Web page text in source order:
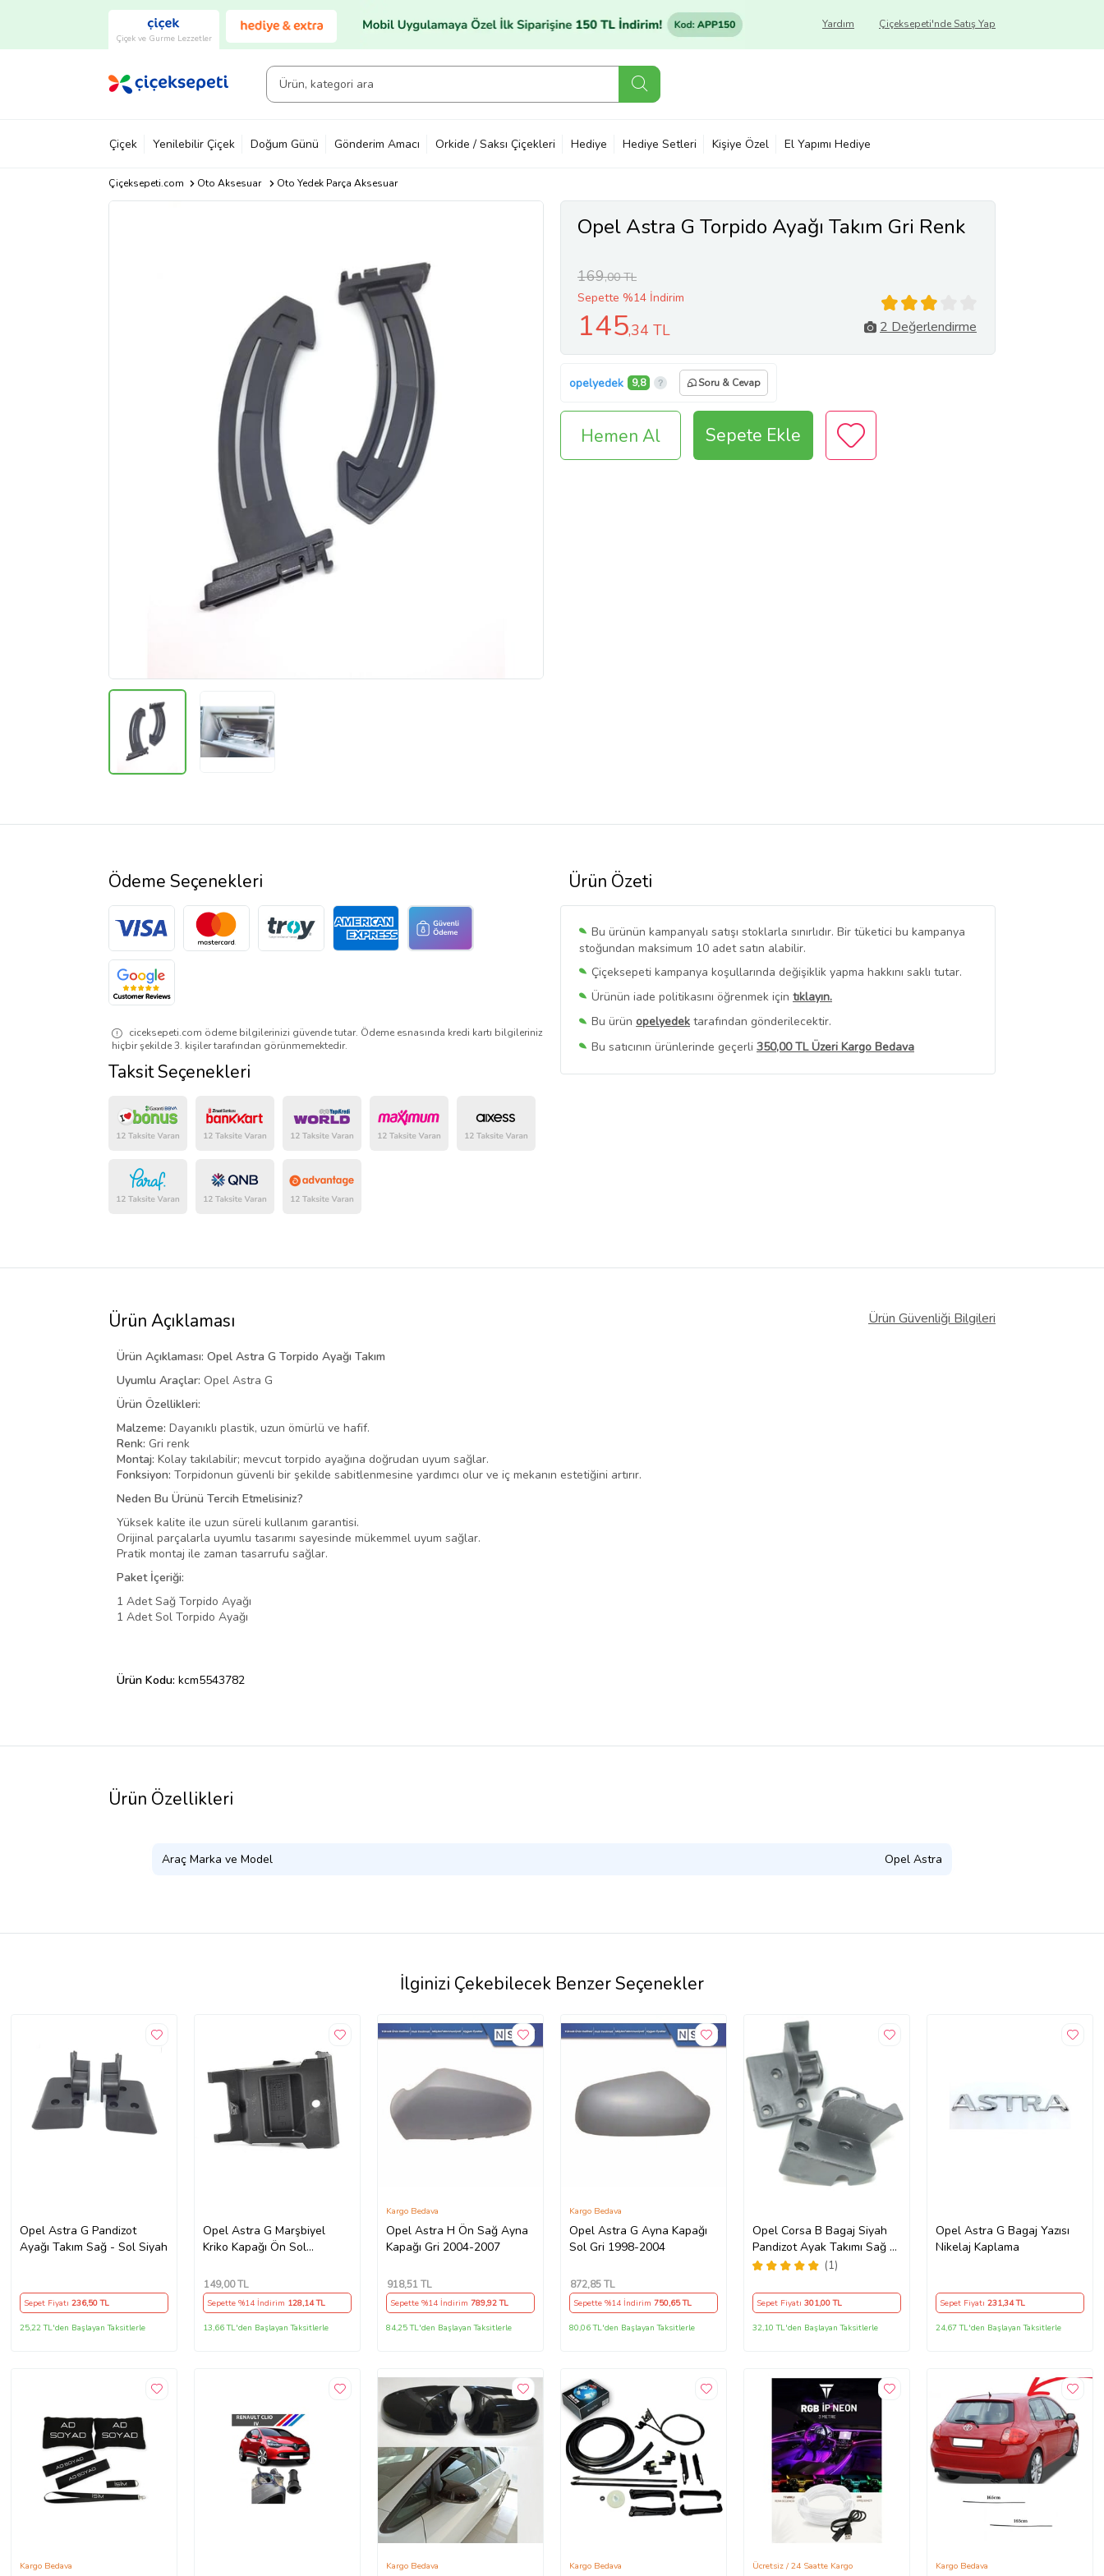
Çiçek ve Gurme Lezzetler
Çiçeksepeti'nde Satış Yap
Yardım
Çiçek Yenilebilir Çiçek Doğum Günü Gönderim Amacı Orkide / Saksı Çiçekleri Hediye Hediye Setleri Kişiye Özel El Yapımı Hediye
Çiçeksepeti.com Oto Aksesuar Oto Yedek Parça Aksesuar
Opel Astra G Torpido Ayağı Takım Gri Renk
169,00 TL
Sepette %14 İndirim
145,34 TL 2 Değerlendirme
opelyedek 9,8 Soru & Cevap
Hemen Al Sepete Ekle
Ürün Özeti
Bu ürünün kampanyalı satışı stoklarla sınırlıdır. Bir tüketici bu kampanya
stoğundan maksimum 10 adet satın alabilir.
Çiçeksepeti kampanya koşullarında değişiklik yapma hakkını saklı tutar.
Ürünün iade politikasını öğrenmek için tıklayın.
Bu ürün opelyedek tarafından gönderilecektir.
Bu satıcının ürünlerinde geçerli 350,00 TL Üzeri Kargo Bedava
Bu SatıcınınTüm Ürünlerini Görüntüle
Ödeme Seçenekleri
ciceksepeti.com ödeme bilgilerinizi güvende tutar. Ödeme esnasında kredi kartı bilgileriniz
hiçbir şekilde 3. kişiler tarafından görünmemektedir.
Taksit Seçenekleri
Ürün Açıklaması Ürün Güvenliği Bilgileri
Ürün Açıklaması: Opel Astra G Torpido Ayağı Takım
Uyumlu Araçlar: Opel Astra G
Ürün Özellikleri:
Malzeme: Dayanıklı plastik, uzun ömürlü ve hafif.
Renk: Gri renk
Montaj: Kolay takılabilir; mevcut torpido ayağına doğrudan uyum sağlar.
Fonksiyon: Torpidonun güvenli bir şekilde sabitlenmesine yardımcı olur ve iç mekanın estetiğini artırır.
Neden Bu Ürünü Tercih Etmelisiniz?
Yüksek kalite ile uzun süreli kullanım garantisi.
Orijinal parçalarla uyumlu tasarımı sayesinde mükemmel uyum sağlar.
Pratik montaj ile zaman tasarrufu sağlar.
Paket İçeriği:
1 Adet Sağ Torpido Ayağı
1 Adet Sol Torpido Ayağı
Ürün Kodu: kcm5543782
Ürün Özellikleri
Araç Marka ve Model Opel Astra
İlginizi Çekebilecek Benzer Seçenekler
Opel Astra G Pandizot
Ayağı Takım Sağ - Sol Siyah
Sepet Fiyatı 236,50 TL
25,22 TL'den Başlayan Taksitlerle
Opel Astra G Marşbiyel
Kriko Kapağı Ön Sol
149,00 TL
Sepette %14 İndirim 128,14 TL
13,66 TL'den Başlayan Taksitlerle
Opel Astra H Ön Sağ Ayna
Kapağı Gri 2004-2007
Kargo Bedava
918,51 TL
Sepette %14 İndirim 789,92 TL
84,25 TL'den Başlayan Taksitlerle
Opel Astra G Ayna Kapağı
Sol Gri 1998-2004
Kargo Bedava
872,85 TL
Sepette %14 İndirim 750,65 TL
80,06 TL'den Başlayan Taksitlerle
Opel Corsa B Bagaj Siyah
Pandizot Ayak Takımı Sağ +
Sol
(1)
Sepet Fiyatı301,00 TL
32,10 TL'den Başlayan Taksitlerle
Opel Astra G Bagaj Yazısı
Nikelaj Kaplama
Sepet Fiyatı231,34 TL
24,67 TL'den Başlayan Taksitlerle
Kargo Bedava Kargo Bedava Kargo Bedava Ücretsiz / 24 Saatte Kargo Kargo Bedava